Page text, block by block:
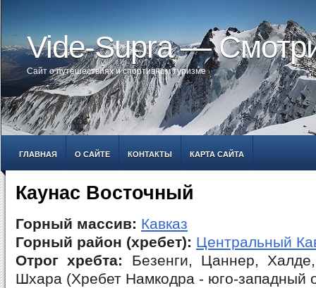
Vide-Supra —
Сайт о путешествиях и спортивном туризме
ГЛАВНАЯ О САЙТЕ КОНТАКТЫ КАРТА САЙТА
Каунас Восточный
Горный массив: Кавказ
Горный район (хребет): Центральный
Отрог хребта: Безенги, Цаннер,
Шхара (Хребет Намкодра - юго-западный